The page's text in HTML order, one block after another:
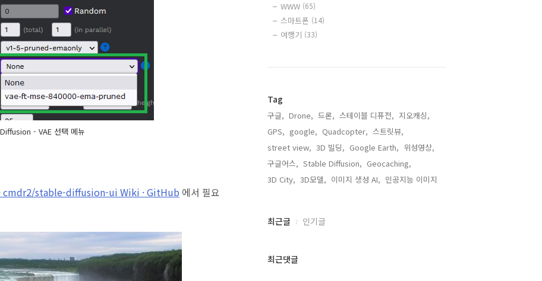
- VAE 선택 메뉴
cmdr2/stable-diffusion-ui Wiki · GitHub 에서 필요
WWW (65)
스마트폰 (14)
여행기 (33)
Tag
구글, Drone, 드론, 스테이블 디퓨전, 지오캐싱,
GPS, google, Quadcopter, 스트릿뷰,
street view, 3D 빌딩, Google Earth, 위성영상,
구글어스, Stable Diffusion, Geocaching,
3D City, 3D모델, 이미지 생성 AI, 인공지능 이미지,
최
과
최근글 인기글
최근댓글